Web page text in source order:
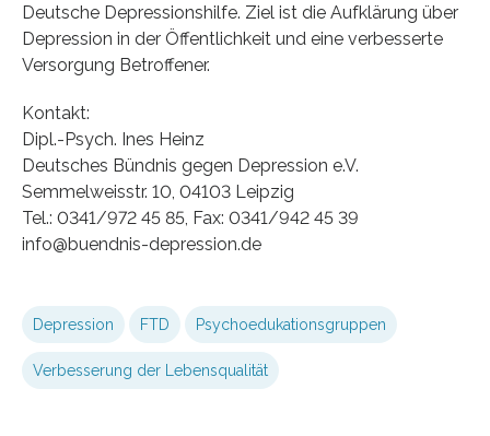
Deutsche Depressionshilfe. Ziel ist die Aufklärung über
Depression in der Öffentlichkeit und eine verbesserte
Versorgung Betroffener.
Kontakt:
Dipl.-Psych. Ines Heinz
Deutsches Bündnis gegen Depression e.V.
Semmelweisstr. 10, 04103 Leipzig
Tel.: 0341/972 45 85, Fax: 0341/942 45 39
info@buendnis-depression.de
Depression FTD Psychoedukationsgruppen
Verbesserung der Lebensqualität